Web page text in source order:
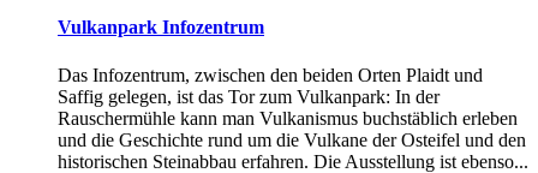
Vulkanpark Infozentrum
Das Infozentrum, zwischen den beiden Orten Plaidt und
Saffig gelegen, ist das Tor zum Vulkanpark: In der
Rauschermühle kann man Vulkanismus buchstäblich erleben
und die Geschichte rund um die Vulkane der Osteifel und den
historischen Steinabbau erfahren. Die Ausstellung ist ebenso...